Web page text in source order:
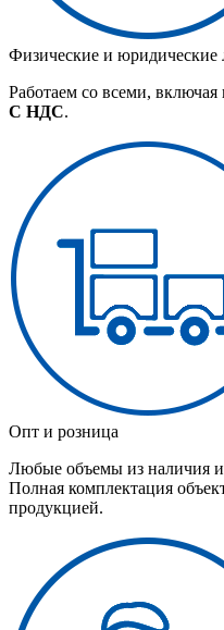
Физические и юридические
Работаем со всеми,
С НДС.
Опт и розница
Любые объемы из наличия и
Полная комплектация
продукцией.